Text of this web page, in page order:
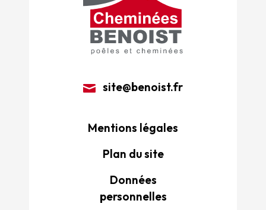
site@benoist.fr
Mentions légales
Plan du site
Données
personnelles